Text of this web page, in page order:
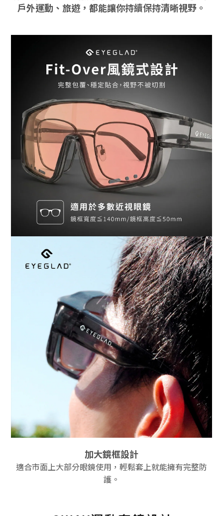
戶外運動、旅遊，都能讓你持續保持清晰視野。
加大鏡框設計
適合市面上大部分眼鏡使用，輕鬆套上就能擁有完整防
護。